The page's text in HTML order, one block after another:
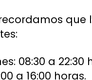
que
08:30 a 22:30
a 16:00 horas.